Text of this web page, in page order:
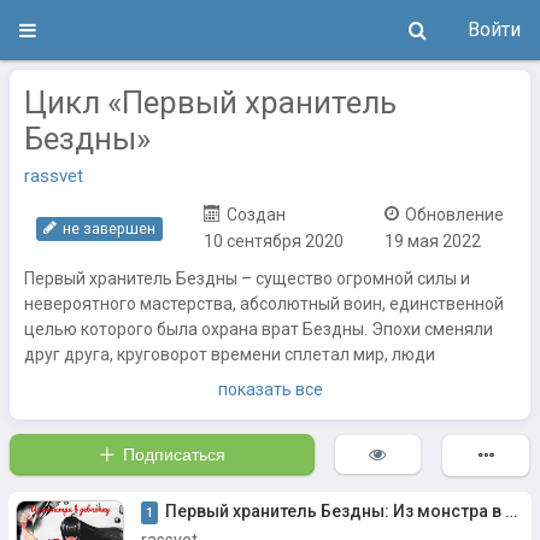
Войти
Цикл «Первый хранитель
Бездны»
rassvet
не завершен
Создан
10 сентября 2020
Обновление
19 мая 2022
Первый хранитель Бездны – существо огромной силы и
невероятного мастерства, абсолютный воин, единственной
целью которого была охрана врат Бездны. Эпохи сменяли
друг друга, круговорот времени сплетал мир, люди
неизменным.
Вот только однажды, Первый хранитель был предан своими
товарищами, а вход в Бездну оказался открыт. Немыслимое
чудовище показалось из распахнутых врат, стремясь
поглотить и уничтожить мир.
показать все
Подписаться
1
Первый хранитель Бездны: Из монстра в девчонку